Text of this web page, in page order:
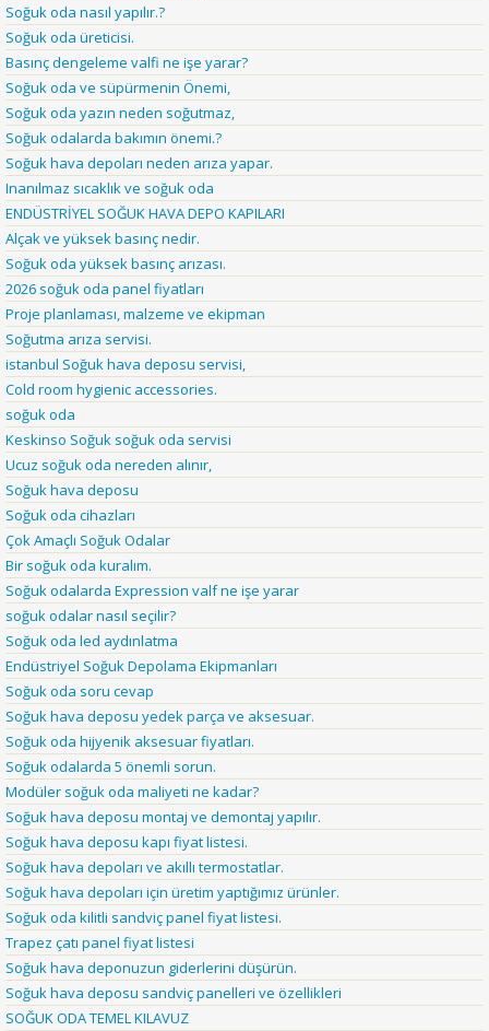
Soğuk oda nasıl yapılır.?
Soğuk oda üreticisi.
Basınç dengeleme valfi ne işe yarar?
Soğuk oda ve süpürmenin Önemi,
Soğuk oda yazın neden soğutmaz,
Soğuk odalarda bakımın önemi.?
Soğuk hava depoları neden arıza yapar.
Inanılmaz sıcaklık ve soğuk oda
ENDÜSTRİYEL SOĞUK HAVA DEPO KAPILARI
Alçak ve yüksek basınç nedir.
Soğuk oda yüksek basınç arızası.
2026 soğuk oda panel fiyatları
Proje planlaması, malzeme ve ekipman
Soğutma arıza servisi.
istanbul Soğuk hava deposu servisi,
Cold room hygienic accessories.
soğuk oda
Keskinso Soğuk soğuk oda servisi
Ucuz soğuk oda nereden alınır,
Soğuk hava deposu
Soğuk oda cihazları
Çok Amaçlı Soğuk Odalar
Bir soğuk oda kuralım.
Soğuk odalarda Expression valf ne işe yarar
soğuk odalar nasıl seçilir?
Soğuk oda led aydınlatma
Endüstriyel Soğuk Depolama Ekipmanları
Soğuk oda soru cevap
Soğuk hava deposu yedek parça ve aksesuar.
Soğuk oda hijyenik aksesuar fiyatları.
Soğuk odalarda 5 önemli sorun.
Modüler soğuk oda maliyeti ne kadar?
Soğuk hava deposu montaj ve demontaj yapılır.
Soğuk hava deposu kapı fiyat listesi.
Soğuk hava depoları ve akıllı termostatlar.
Soğuk hava depoları için üretim yaptığımız ürünler.
Soğuk oda kilitli sandviç panel fiyat listesi.
Trapez çatı panel fiyat listesi
Soğuk hava deponuzun giderlerini düşürün.
Soğuk hava deposu sandviç panelleri ve özellikleri
SOĞUK ODA TEMEL KILAVUZ